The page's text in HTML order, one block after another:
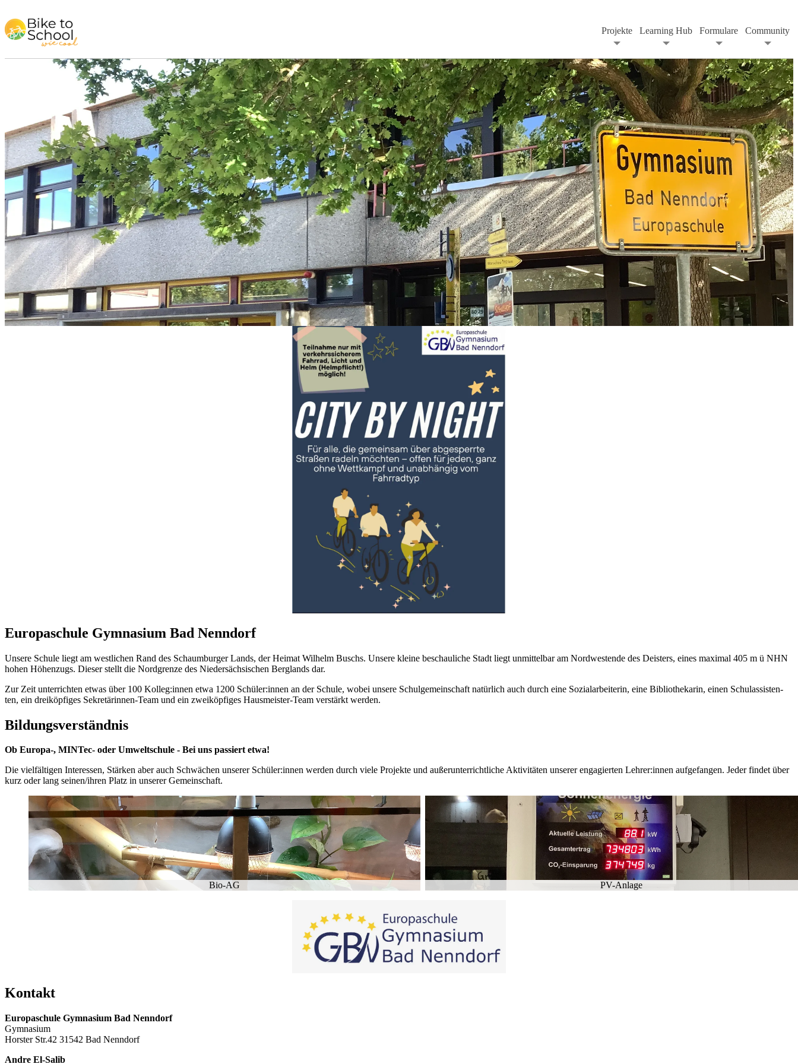
Projekte Learning Hub Formulare Community
Eu­ro­pa­schu­le Gym­na­si­um Bad Nenn­dorf
Un­se­re Schu­le liegt am west­li­chen Rand des Schaum­bur­ger Lands, der Hei­mat Wil­helm Buschs. Un­se­re klei­ne be­schau­li­che Stadt liegt un­mit­tel­bar am Nord­west­ende des De­is­ters, ei­nes ma­xi­mal 405 m ü NHN
ho­hen Hö­hen­zugs. Die­ser stellt die Nord­gren­ze des Nie­der­säch­si­schen Berg­lands dar.
Zur Zeit un­ter­rich­ten et­was über 100 Kol­leg:in­nen etwa 1200 Schü­ler:in­nen an der Schu­le, wo­bei un­se­re Schul­ge­mein­schaft na­tür­lich auch durch eine So­zi­al­ar­bei­te­rin, eine Bi­blio­the­ka­rin, ei­nen Schul­as­sis­ten­
ten, ein drei­köp­fi­ges Se­kre­tä­rin­nen-Team und ein zwei­köp­fi­ges Haus­meis­ter-Team ver­stärkt wer­den.
Bil­dungs­ver­ständ­nis
Ob Eu­ro­pa-, MIN­Tec- oder Um­welt­schu­le - Bei uns pas­siert etwa!
Die viel­fäl­ti­gen In­ter­es­sen, Stär­ken aber auch Schwä­chen un­se­rer Schü­ler:in­nen wer­den durch vie­le Pro­jek­te und au­ßer­un­ter­richt­li­che Ak­ti­vi­tä­ten un­se­rer en­ga­gier­ten Leh­rer:in­nen auf­ge­fan­gen. Je­der fin­det über
kurz oder lang sei­nen/ih­ren Platz in un­se­rer Ge­mein­schaft.
Bio-AG PV-An­la­ge
Kon­takt
Eu­ro­pa­schu­le Gym­na­si­um Bad Nenn­dorf
Gym­na­si­um
Hors­ter Str.42 31542 Bad Nenn­dorf
And­re El-Sa­lib